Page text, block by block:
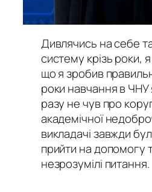
Дивлячись на себе
систему крізь роки,
що я зробив
роки навчання в
разу не чув про
академічної
викладачі завжди
прийти на допомогу
незрозумілі питання.